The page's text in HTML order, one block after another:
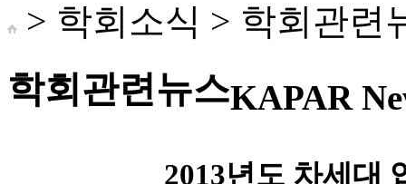
> 학회소식 > 학회관련
학회관련뉴스KAPAR
2013년도 차세대